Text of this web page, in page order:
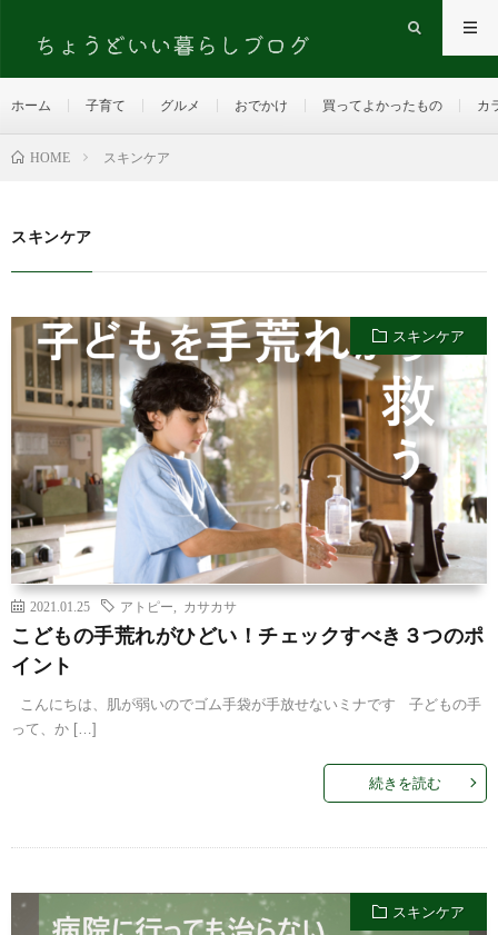
ホーム 子育て グルメ おでかけ 買ってよかったもの カ
HOME スキンケア
スキンケア
スキンケア
2021.01.25 アトピー カサカサ
こどもの手荒れがひどい！チェックすべき３つのポ
イント
こんにちは、肌が弱いのでゴム手袋が手放せないミナです 子どもの手
って、か […]
続きを読む
スキンケア